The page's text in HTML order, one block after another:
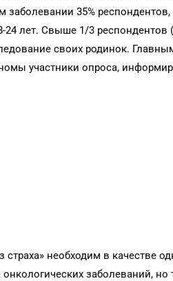
35%
лет. Свыше 1/3 респондентов
своих родинок.
участники опроса,
необходим в качестве
заболеваний, но